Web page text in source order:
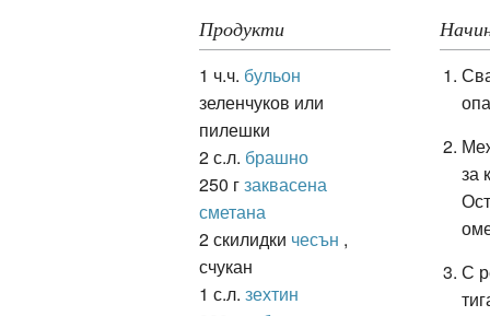
Продукти
1 ч.ч. бульон
зеленчуков или
пилешки
2 с.л. брашно
250 гзаквасена
сметана
2 скилидки чесън ,
счукан
1 с.л. зехтин
за
С